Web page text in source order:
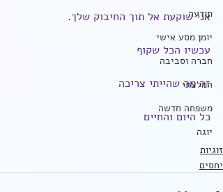
תודעה
יומן מסע אישי
חברה וסביבה
המלצתי
משפחה חדשה
יוגה
אני שוקעת אל תוך החיבוק שלך.
עכשיו הכל שקוף
זה מה שהייתי צריכה
כל היום והחיים
זוגיות
יחסים